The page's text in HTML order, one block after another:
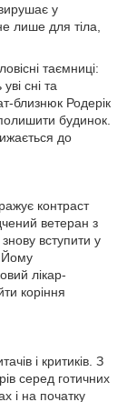
у
лише для тіла,
таємниці:
сні та
близнюк Родерік
будинок.
до
контраст
ветеран з
вступити у
Йому
лікар-
коріння
і критиків. З
серед готичних
і на початку